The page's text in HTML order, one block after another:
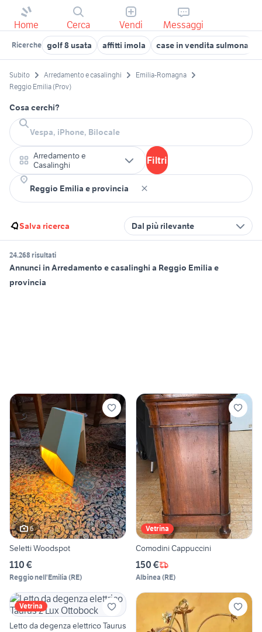
Home Cerca Vendi Messaggi
Ricerche golf 8 usata affitti imola case in vendita sulmona
Subito Arredamento e casalinghi
Emilia-Romagna
Reggio Emilia (Prov)
Cosa cerchi?
Arredamento e
Casalinghi
Filtri
Salva ricerca Dal più rilevante
24.268 risultati
Annunci in Arredamento e casalinghi a Reggio Emilia e
provincia
6
Seletti Woodspot
110 €
Reggio nell'Emilia (RE)
Vetrina
Comodini Cappuccini
150 €
Albinea (RE)
Vetrina
Letto da degenza elettrico Taurus